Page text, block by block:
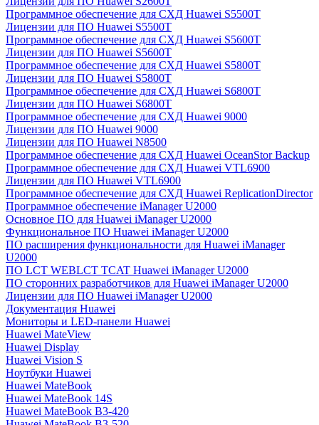
Программное обеспечение для СХД Huawei S5500T
Лицензии для ПО Huawei S5500T
Программное обеспечение для СХД Huawei S5600T
Лицензии для ПО Huawei S5600T
Программное обеспечение для СХД Huawei S5800T
Лицензии для ПО Huawei S5800T
Программное обеспечение для СХД Huawei S6800T
Лицензии для ПО Huawei S6800T
Программное обеспечение для СХД Huawei 9000
Лицензии для ПО Huawei 9000
Лицензии для ПО Huawei N8500
Программное обеспечение для СХД Huawei OceanStor Backup
Программное обеспечение для СХД Huawei VTL6900
Лицензии для ПО Huawei VTL6900
Программное обеспечение для СХД Huawei ReplicationDirector
Программное обеспечение iManager U2000
Основное ПО для Huawei iManager U2000
Функциональное ПО Huawei iManager U2000
ПО расширения функциональности для Huawei iManager
U2000
ПО LCT WEBLCT TCAT Huawei iManager U2000
ПО сторонних разработчиков для Huawei iManager U2000
Лицензии для ПО Huawei iManager U2000
Документация Huawei
Мониторы и LED-панели Huawei
Huawei MateView
Huawei Display
Huawei Vision S
Ноутбуки Huawei
Huawei MateBook
Huawei MateBook 14S
Huawei MateBook B3-420